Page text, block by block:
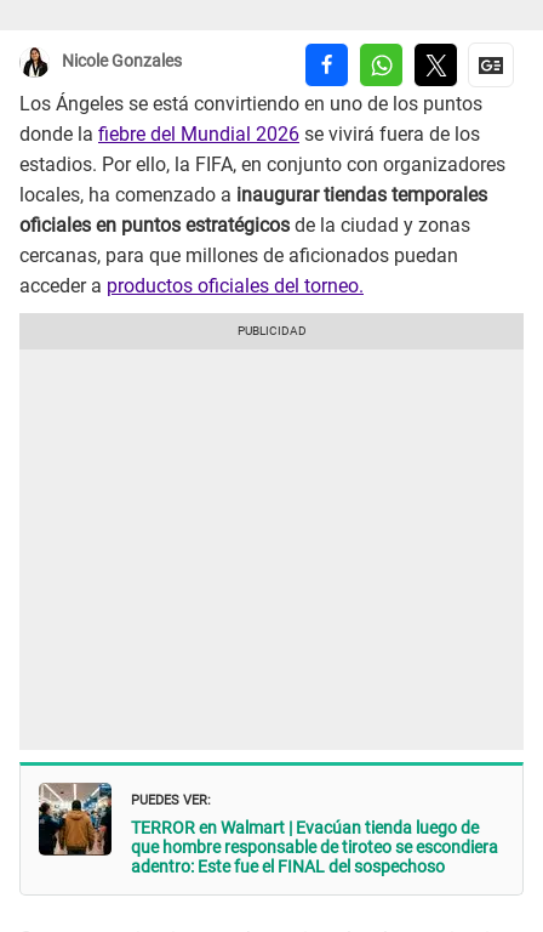
Nicole Gonzales
Los Ángeles se está convirtiendo en uno de los puntos
donde la fiebre del Mundial 2026 se vivirá fuera de los
estadios. Por ello, la FIFA, en conjunto con organizadores
locales, ha comenzado a inaugurar tiendas temporales
oficiales en puntos estratégicos de la ciudad y zonas
cercanas, para que millones de aficionados puedan
acceder a productos oficiales del torneo.
PUEDES VER:
TERROR en Walmart | Evacúan tienda luego de
que hombre responsable de tiroteo se escondiera
adentro: Este fue el FINAL del sospechoso